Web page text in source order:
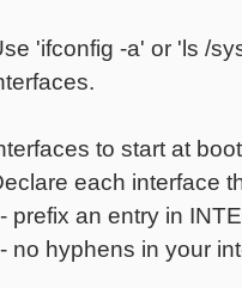
'ifconfig -a' or 'ls /
to start at
each interface
an entry in
hyphens in your